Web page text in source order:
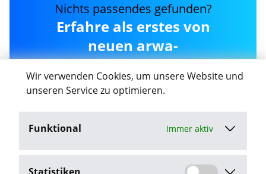
Wir verwenden Cookies, um unsere Website und
unseren Service zu optimieren.
Funktional Immer aktiv
Nichts passendes gefunden?
Erfahre als erstes von
neuen arwa-
personaldienstleistungen-
gmbh Jobs in Magdeburg